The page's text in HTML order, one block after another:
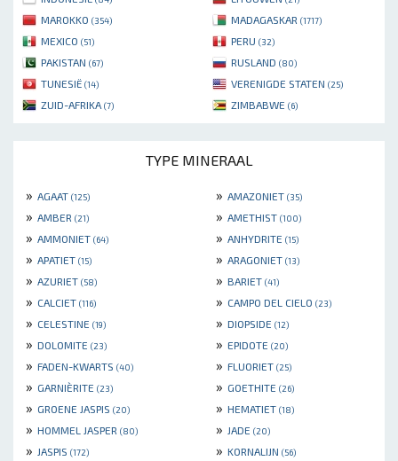
MAROKKO (354) MADAGASKAR (1717)
MEXICO (51) PERU (32)
PAKISTAN (67) RUSLAND (80)
TUNESIË (14) VERENIGDE STATEN (25)
ZUID-AFRIKA (7) ZIMBABWE (6)
TYPE MINERAAL
» AGAAT (125) » AMAZONIET (35)
» AMBER (21) » AMETHIST (100)
» AMMONIET (64) » ANHYDRITE (15)
» APATIET (15) » ARAGONIET (13)
» AZURIET (58) » BARIET (41)
» CALCIET (116) » CAMPO DEL CIELO (23)
» CELESTINE (19) » DIOPSIDE (12)
» DOLOMITE (23) » EPIDOTE (20)
» FADEN-KWARTS (40) » FLUORIET (25)
» GARNIÈRITE (23) » GOETHITE (26)
» GROENE JASPIS (20) » HEMATIET (18)
» HOMMEL JASPER (80) » JADE (20)
» JASPIS (172) » KORNALIJN (56)